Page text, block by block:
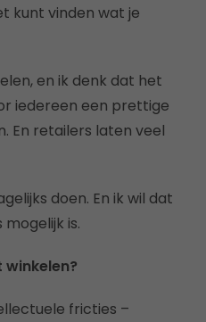
kunt vinden wat je
en ik denk dat het
iedereen een prettige
En retailers laten veel
doen. En ik wil dat
is.
fricties –